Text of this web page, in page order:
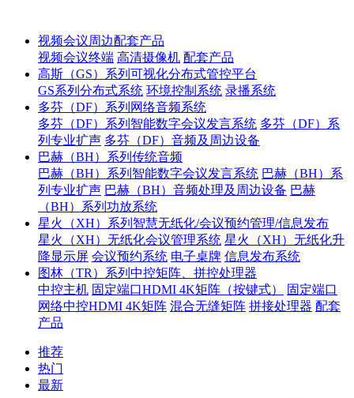
视频会议周边配套产品
视频会议终端 高清摄像机 配套产品
高斯（GS）系列可视化分布式管控平台
GS系列分布式系统 环境控制系统 录播系统
多芬（DF）系列网络音频系统
多芬（DF）系列智能数字会议发言系统 多芬（DF）系
列专业扩声 多芬（DF）音频及周边设备
巴赫（BH）系列传统音频
巴赫（BH）系列智能数字会议发言系统 巴赫（BH）系
列专业扩声 巴赫（BH）音频处理及周边设备 巴赫
（BH）系列功放系统
星火（XH）系列智慧无纸化/会议预约管理/信息发布
星火（XH）无纸化会议管理系统 星火（XH）无纸化升
降显示屏 会议预约系统 电子桌牌 信息发布系统
图林（TR）系列中控矩阵、拼控处理器
中控主机 固定端口HDMI 4K矩阵（按键式）
固定端口
网络中控HDMI 4K矩阵 混合无缝矩阵 拼接处理器 配套
产品
推荐
热门
最新